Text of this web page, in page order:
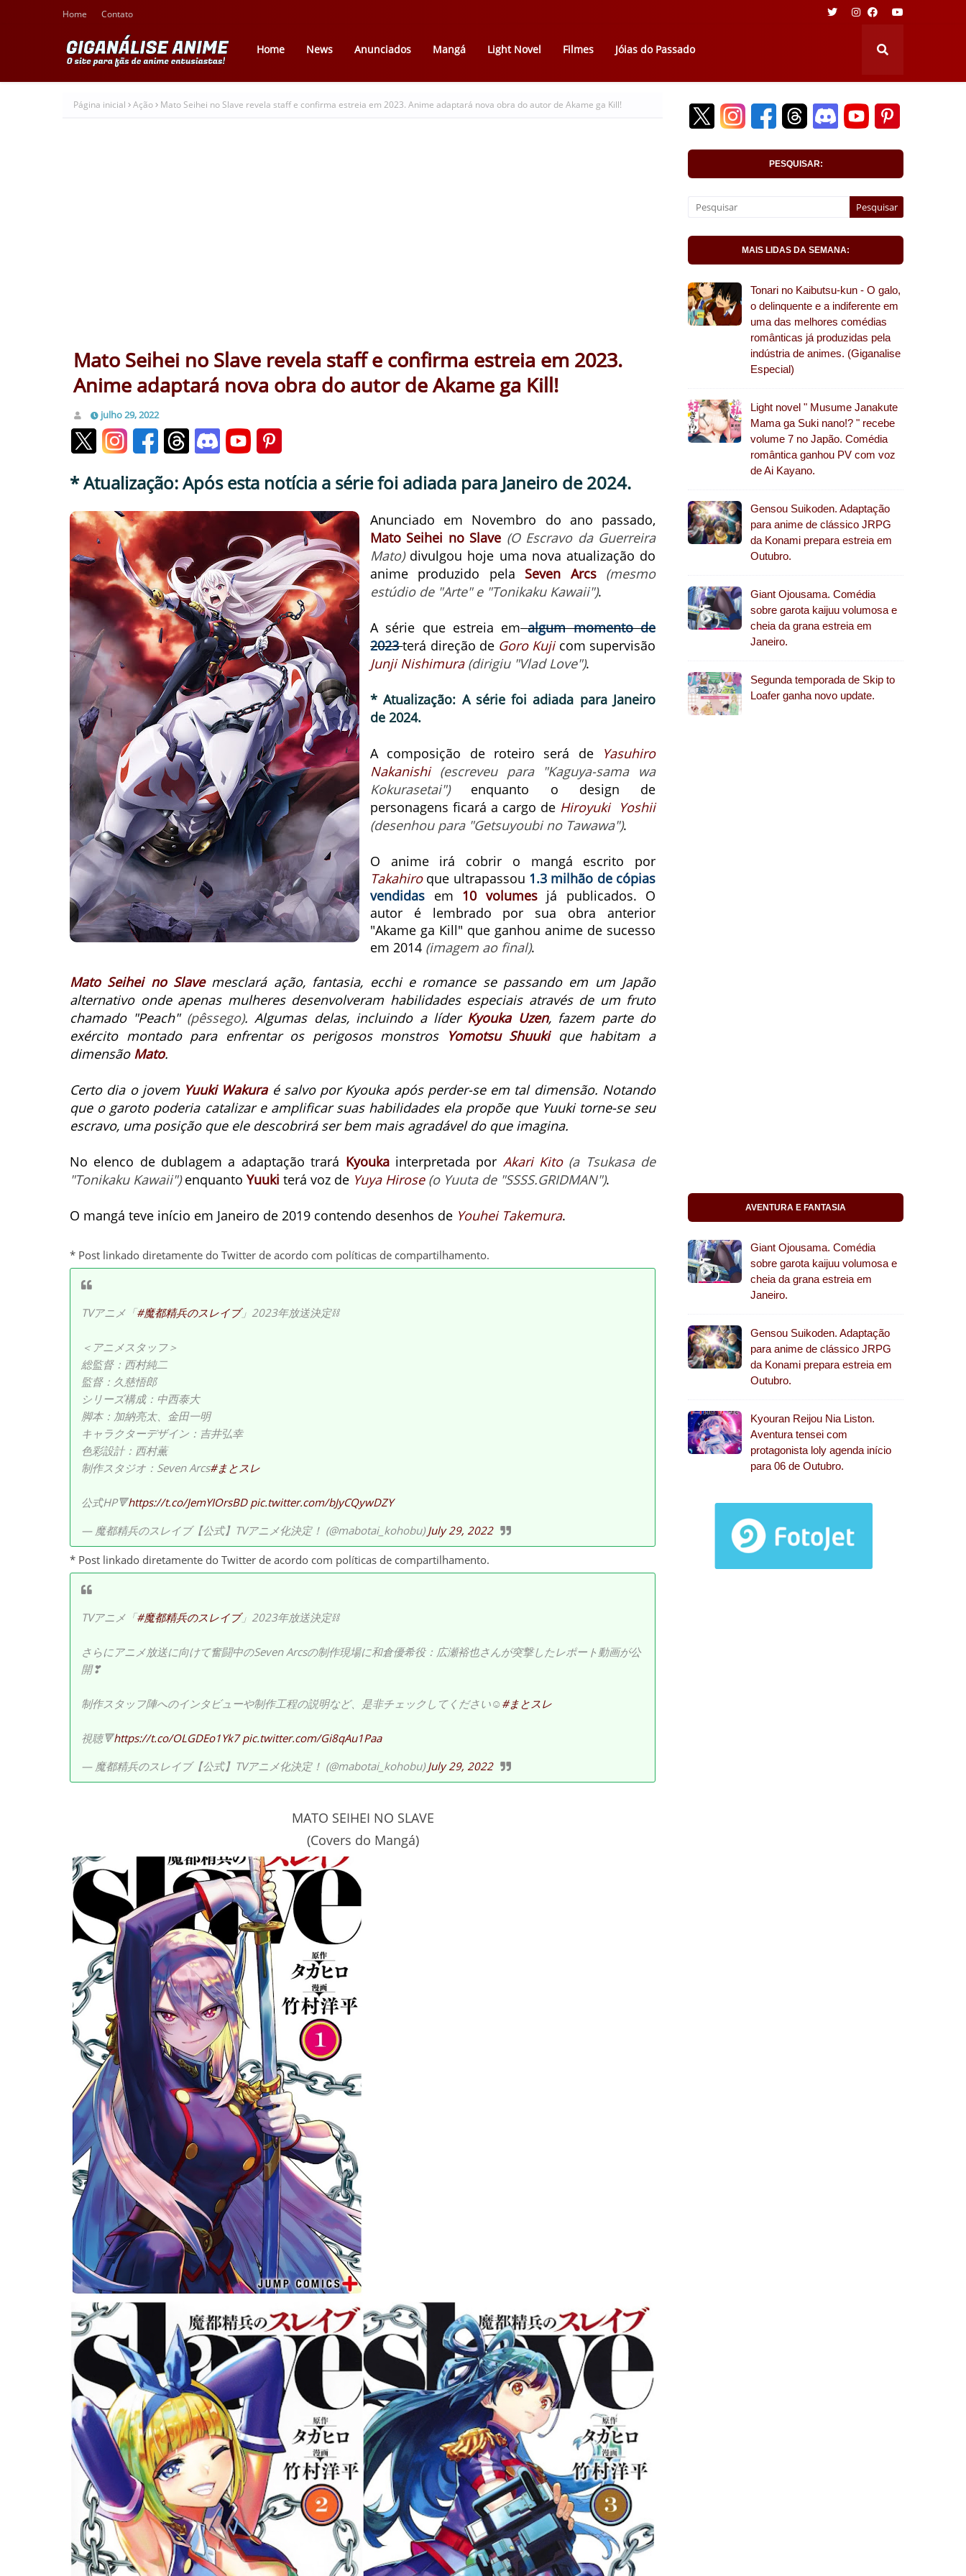
Home Contato
Home News Anunciados Mangá Light Novel Filmes Jóias do Passado
Página inicial Ação Mato Seihei no Slave revela staff e confirma estreia em 2023. Anime adaptará nova obra do autor de Akame ga Kill!
Mato Seihei no Slave revela staff e confirma estreia em 2023.
Anime adaptará nova obra do autor de Akame ga Kill!
julho 29, 2022
* Atualização: Após esta notícia a série foi adiada para Janeiro de 2024.
Anunciado em Novembro do ano passado,
Mato Seihei no Slave (O Escravo da Guerreira
Mato)divulgou hoje uma nova atualização do
anime produzido pela Seven Arcs (mesmo
estúdio de "Arte" e "Tonikaku Kawaii").
A série que estreia em algum momento de
2023 terá direção de Goro Kujicom supervisão
Junji Nishimura (dirigiu "Vlad Love").
* Atualização: A série foi adiada para Janeiro
de 2024.
A composição de roteiro será de
Yasuhiro
Nakanishi (escreveu para "Kaguya-sama wa
Kokurasetai")enquanto o design de
personagens ficará a cargo de Hiroyuki Yoshii
(desenhou para "Getsuyoubi no Tawawa").
O anime irá cobrir o mangá escrito por
Takahiroque ultrapassou 1.3 milhão de cópias
vendidas em 10 volumesjá publicados. O
autor é lembrado por sua obra anterior
"Akame ga Kill" que ganhou anime de sucesso
em 2014 (imagem ao final).
Mato Seihei no Slavemesclará ação, fantasia, ecchi e romance se passando em um Japão
alternativo onde apenas mulheres desenvolveram habilidades especiais através de um fruto
chamado "Peach" (pêssego).Algumas delas, incluindo a líder Kyouka Uzen, fazem parte do
exército montado para enfrentar os perigosos monstros Yomotsu Shuukique habitam a
dimensão Mato.
Certo dia o jovem Yuuki Wakuraé salvo por Kyouka após perder-se em tal dimensão. Notando
que o garoto poderia catalizar e amplificar suas habilidades ela propõe que Yuuki torne-se seu
escravo, uma posição que ele descobrirá ser bem mais agradável do que imagina.
No elenco de dublagem a adaptação trará Kyoukainterpretada por Akari Kito (a Tsukasa de
"Tonikaku Kawaii")enquanto Yuuki terá voz de Yuya Hirose (o Yuuta de "SSSS.GRIDMAN").
O mangá teve início em Janeiro de 2019 contendo desenhos de Youhei Takemura.
* Post linkado diretamente do Twitter de acordo com políticas de compartilhamento.
TVアニメ「#魔都精兵のスレイブ」2023年放送決定⛓
＜アニメスタッフ＞
総監督：西村純二
監督：久慈悟郎
シリーズ構成：中西泰大
脚本：加納亮太、金田一明
キャラクターデザイン：吉井弘幸
色彩設計：西村薫
制作スタジオ：Seven Arcs#まとスレ
公式HP🔻https://t.co/JemYIOrsBD pic.twitter.com/bJyCQywDZY
— 魔都精兵のスレイブ【公式】TVアニメ化決定！ (@mabotai_kohobu)July 29, 2022
* Post linkado diretamente do Twitter de acordo com políticas de compartilhamento.
TVアニメ「#魔都精兵のスレイブ」2023年放送決定⛓
さらにアニメ放送に向けて奮闘中のSeven Arcsの制作現場に和倉優希役：広瀬裕也さんが突撃したレポート動画が公
開❣
制作スタッフ陣へのインタビューや制作工程の説明など、是非チェックしてください☺ #まとスレ
視聴🔻https://t.co/OLGDEo1Yk7 pic.twitter.com/Gi8qAu1Paa
— 魔都精兵のスレイブ【公式】TVアニメ化決定！ (@mabotai_kohobu)July 29, 2022
MATO SEIHEI NO SLAVE
(Covers do Mangá)
PESQUISAR:
MAIS LIDAS DA SEMANA:
Tonari no Kaibutsu-kun - O galo,
o delinquente e a indiferente em
uma das melhores comédias
românticas já produzidas pela
indústria de animes. (Giganalise
Especial)
Light novel " Musume Janakute
Mama ga Suki nano!? " recebe
volume 7 no Japão. Comédia
romântica ganhou PV com voz
de Ai Kayano.
Gensou Suikoden. Adaptação
para anime de clássico JRPG
da Konami prepara estreia em
Outubro.
Giant Ojousama. Comédia
sobre garota kaijuu volumosa e
cheia da grana estreia em
Janeiro.
Segunda temporada de Skip to
Loafer ganha novo update.
AVENTURA E FANTASIA
Giant Ojousama. Comédia
sobre garota kaijuu volumosa e
cheia da grana estreia em
Janeiro.
Gensou Suikoden. Adaptação
para anime de clássico JRPG
da Konami prepara estreia em
Outubro.
Kyouran Reijou Nia Liston.
Aventura tensei com
protagonista loly agenda início
para 06 de Outubro.